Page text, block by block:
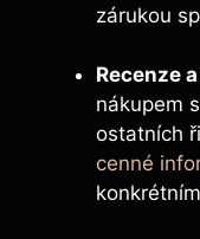
zárukou
Recenze
nákupem
ostatních
cenné